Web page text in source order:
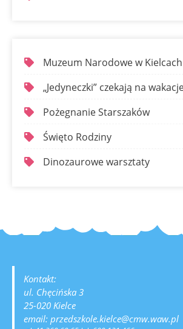
Muzeum Narodowe w Kielcach
„Jedyneczki” czekają na
Pożegnanie Starszaków
Święto Rodziny
Dinozaurowe warsztaty
Kontakt:
ul. Chęcińska 3
25-020 Kielce
email: przedszkole.kielce@cmw.waw.pl